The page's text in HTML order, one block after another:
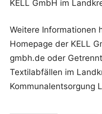
KELL GmbH im
Weitere Informationen
Homepage der KELL
gmbh.de oder
Textilabfällen im
Kommunalentsorgung